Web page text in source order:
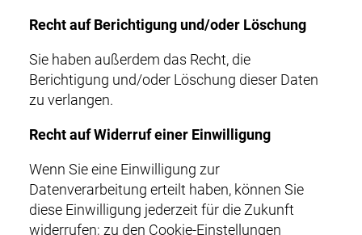
EN
DE
NEWS
RECYCLING & PRODUKTE
SERVICE & LOGISTIK
Recht auf Berichtigung und/oder Löschung
Sie haben außerdem das Recht, die
Berichtigung und/oder Löschung dieser Daten
zu verlangen.
Recht auf Widerruf einer Einwilligung
Wenn Sie eine Einwilligung zur
Datenverarbeitung erteilt haben, können Sie
diese Einwilligung jederzeit für die Zukunft
widerrufen; zu den Cookie-Einstellungen